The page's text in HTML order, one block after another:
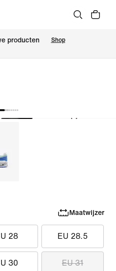
producten Shop
Maatwijzer
28 EU 28.5
30 EU 31